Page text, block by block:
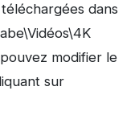
dans
modifier le
sur